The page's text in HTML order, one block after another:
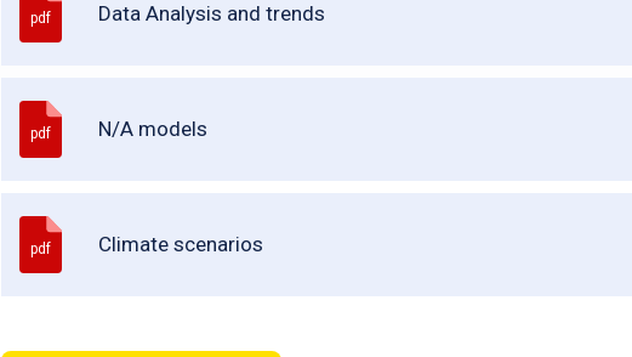
pdf Data Analysis and trends
pdf N/A models
pdf Climate scenarios